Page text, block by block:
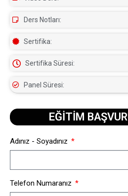
Ders Notları:
Sertifika:
Sertifika Süresi:
Panel Süresi:
EĞİTİM
Adınız - Soyadınız
Telefon Numaranız